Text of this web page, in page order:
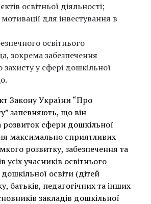
освітньої діяльності;
для інвестування в
освітнього
зокрема забезпечення
захисту у сфері дошкільної
Закону України “Про
запевняють, що він
сфери дошкільної
максимально сприятливих
розвитку, забезпечення та
усіх учасників освітнього
освіти (дітей
батьків, педагогічних та інших
закладів дошкільної